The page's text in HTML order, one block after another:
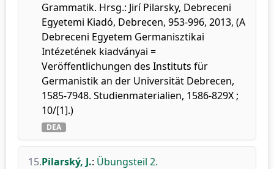
Grammatik. Hrsg.: Jirí Pilarsky, Debreceni
Egyetemi Kiadó, Debrecen, 953-996, 2013, (A
Debreceni Egyetem Germanisztikai
Intézetének kiadványai =
Veröffentlichungen des Instituts für
Germanistik an der Universität Debrecen,
1585-7948. Studienmaterialien, 1586-829X ;
10/[1].)
DEA
15.Pilarský, J.: Übungsteil 2.